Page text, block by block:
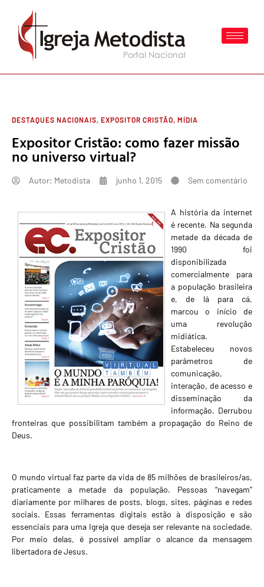
DESTAQUES NACIONAIS, EXPOSITOR CRISTÃO, MÍDIA
Expositor Cristão: como fazer missão
no universo virtual?
Autor: Metodista junho 1, 2015 Sem comentário
A história da internet
é recente. Na segunda
metade da década de
1990 foi
disponibilizada
comercialmente para
a população brasileira
e, de lá para cá,
marcou o início de
uma revolução
midiática.
Estabeleceu novos
parâmetros de
comunicação,
interação, de acesso e
disseminação da
informação. Derrubou
fronteiras que possibilitam também a propagação do Reino de
Deus.
O mundo virtual faz parte da vida de 85 milhões de brasileiros/as,
praticamente a metade da população. Pessoas “navegam”
diariamente por milhares de posts, blogs, sites, páginas e redes
sociais. Essas ferramentas digitais estão à disposição e são
essenciais para uma Igreja que deseja ser relevante na sociedade.
Por meio delas, é possível ampliar o alcance da mensagem
libertadora de Jesus.